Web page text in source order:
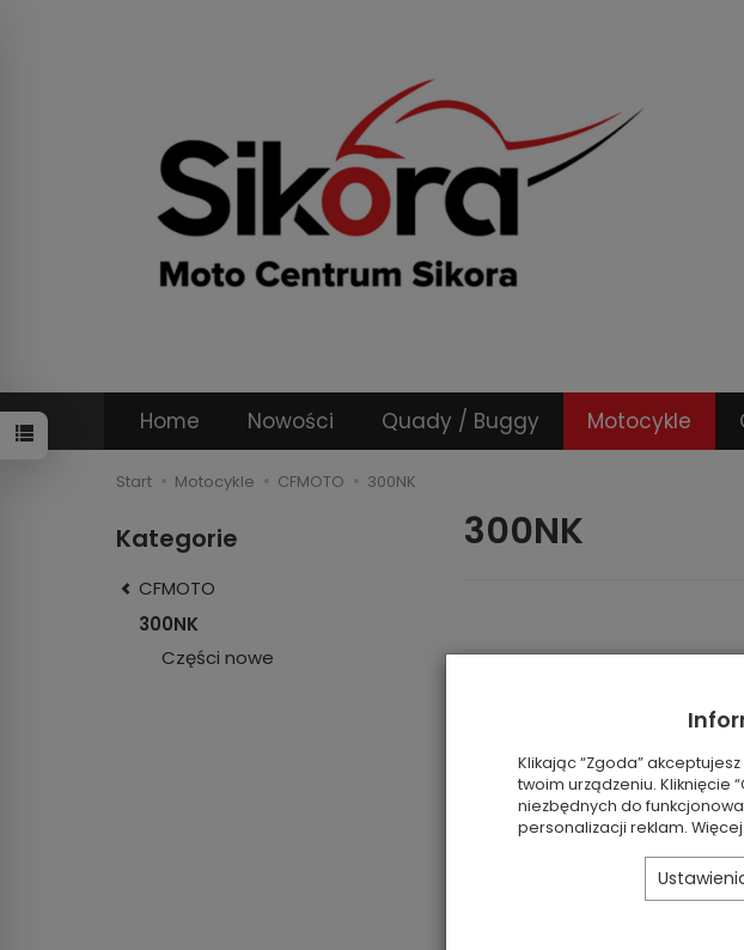
Home Nowości Quady / Buggy Motocykle
Start Motocykle CFMOTO 300NK
300NK
Kategorie
CFMOTO
300NK
Części nowe
Klikając “Zgoda”
twoim urządzeniu. Kliknięcie
niezbędnych do
personalizacji reklam.